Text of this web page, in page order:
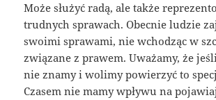
Może służyć radą, ale także
trudnych sprawach. Obecnie ludzie
swoimi sprawami, nie wchodząc w
związane z prawem. Uważamy, że
nie znamy i wolimy powierzyć to
Czasem nie mamy wpływu na